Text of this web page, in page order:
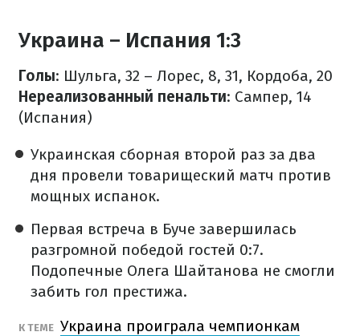
Украина – Испания 1:3
Голы: Шульга, 32 – Лорес, 8, 31, Кордоба, 20
Нереализованный пенальти: Сампер, 14
(Испания)
Украинская сборная второй раз за два
дня провели товарищеский матч против
мощных испанок.
Первая встреча в Буче завершилась
разгромной победой гостей 0:7.
Подопечные Олега Шайтанова не смогли
забить гол престижа.
К ТЕМЕ Украина проиграла чемпионкам